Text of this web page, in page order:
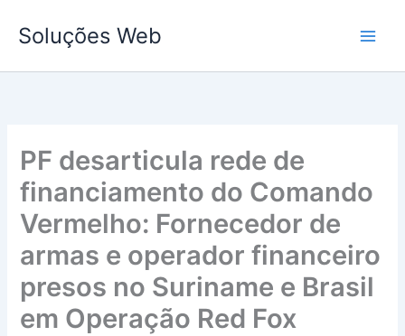
para
conteúdo
Soluções Web
PF desarticula rede de
financiamento do Comando
Vermelho: Fornecedor de
armas e operador financeiro
presos no Suriname e Brasil
em Operação Red Fox